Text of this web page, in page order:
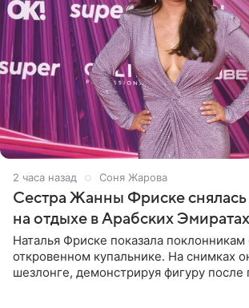
2 часа назад Соня Жарова
Сестра Жанны Фриске снялась
на отдыхе в Арабских Эмиратах
Наталья Фриске показала
откровенном купальнике. На снимках
шезлонге, демонстрируя фигуру после